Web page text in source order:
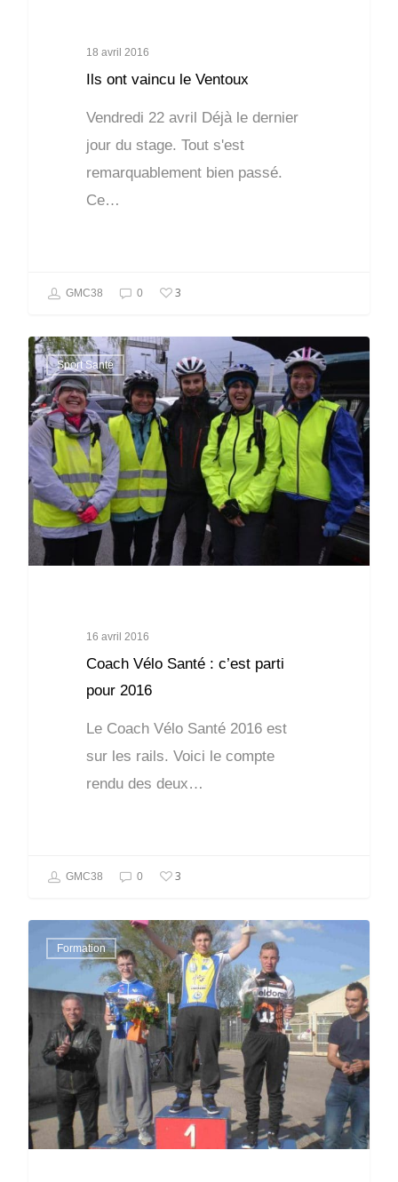
18 avril 2016
Ils ont vaincu le Ventoux
Vendredi 22 avril Déjà le dernier
jour du stage. Tout s'est
remarquablement bien passé.
Ce…
GMC38 0 3
Sport Santé
16 avril 2016
Coach Vélo Santé : c’est parti
pour 2016
Le Coach Vélo Santé 2016 est
sur les rails. Voici le compte
rendu des deux…
GMC38 0 3
Formation